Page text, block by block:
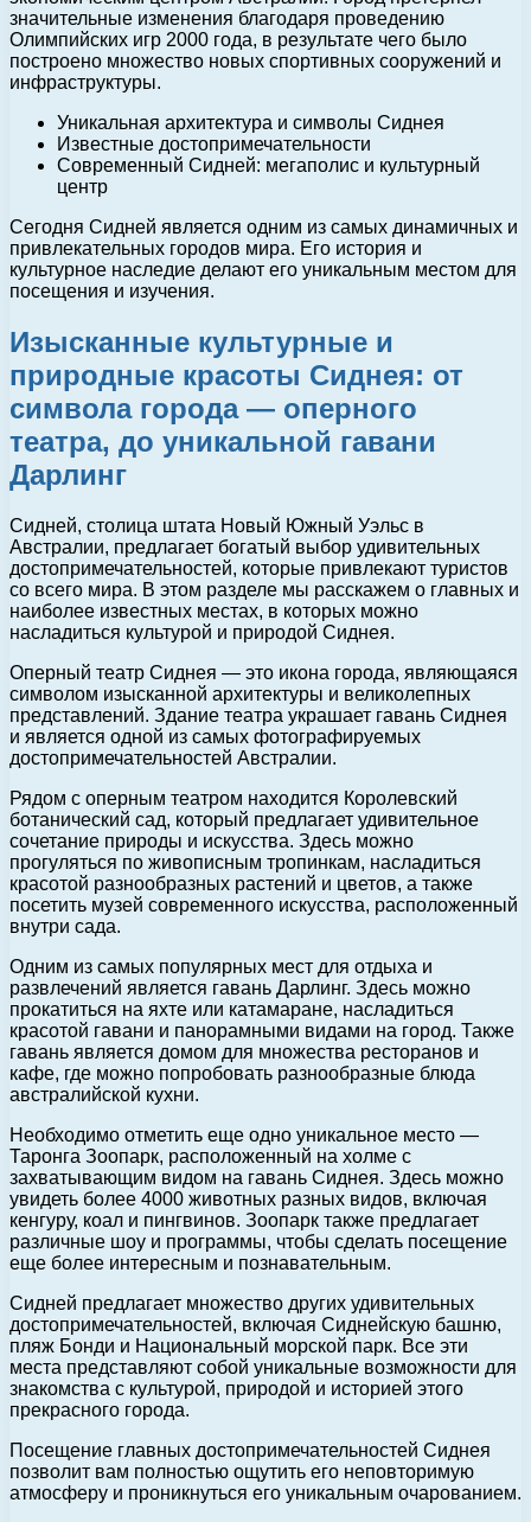
значительные изменения благодаря проведению
Олимпийских игр 2000 года, в результате чего было
построено множество новых спортивных сооружений и
инфраструктуры.
Уникальная архитектура и символы Сиднея
Известные достопримечательности
Современный Сидней: мегаполис и культурный
центр
Сегодня Сидней является одним из самых динамичных и
привлекательных городов мира. Его история и
культурное наследие делают его уникальным местом для
посещения и изучения.
Изысканные культурные и
природные красоты Сиднея: от
символа города — оперного
театра, до уникальной гавани
Дарлинг
Сидней, столица штата Новый Южный Уэльс в
Австралии, предлагает богатый выбор удивительных
достопримечательностей, которые привлекают туристов
со всего мира. В этом разделе мы расскажем о главных и
наиболее известных местах, в которых можно
насладиться культурой и природой Сиднея.
Оперный театр Сиднея — это икона города, являющаяся
символом изысканной архитектуры и великолепных
представлений. Здание театра украшает гавань Сиднея
и является одной из самых фотографируемых
достопримечательностей Австралии.
Рядом с оперным театром находится Королевский
ботанический сад, который предлагает удивительное
сочетание природы и искусства. Здесь можно
прогуляться по живописным тропинкам, насладиться
красотой разнообразных растений и цветов, а также
посетить музей современного искусства, расположенный
внутри сада.
Одним из самых популярных мест для отдыха и
развлечений является гавань Дарлинг. Здесь можно
прокатиться на яхте или катамаране, насладиться
красотой гавани и панорамными видами на город. Также
гавань является домом для множества ресторанов и
кафе, где можно попробовать разнообразные блюда
австралийской кухни.
Необходимо отметить еще одно уникальное место —
Таронга Зоопарк, расположенный на холме с
захватывающим видом на гавань Сиднея. Здесь можно
увидеть более 4000 животных разных видов, включая
кенгуру, коал и пингвинов. Зоопарк также предлагает
различные шоу и программы, чтобы сделать посещение
еще более интересным и познавательным.
Сидней предлагает множество других удивительных
достопримечательностей, включая Сиднейскую башню,
пляж Бонди и Национальный морской парк. Все эти
места представляют собой уникальные возможности для
знакомства с культурой, природой и историей этого
прекрасного города.
Посещение главных достопримечательностей Сиднея
позволит вам полностью ощутить его неповторимую
атмосферу и проникнуться его уникальным очарованием.